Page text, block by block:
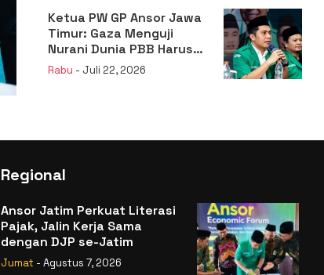
Ketua PW GP Ansor Jawa
Timur: Gaza Menguji
Nurani Dunia PBB Harus
Reformasi Total atau
Kehilangan Legitimasi
Rabu - Juli 22, 2026
Regional
Ansor Jatim Perkuat Literasi
Pajak, Jalin Kerja Sama
dengan DJP se-Jatim
Jumat - Agustus 7, 2026